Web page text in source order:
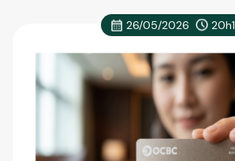
26/05/2026